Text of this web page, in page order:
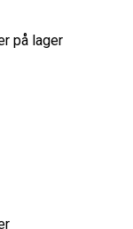
på lager